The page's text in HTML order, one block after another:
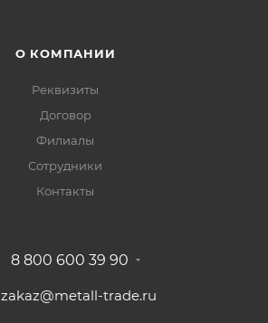
О КОМПАНИИ
Реквизиты
Договор
Филиалы
Сотрудники
Контакты
8 800 600 39 90
zakaz@metall-trade.ru